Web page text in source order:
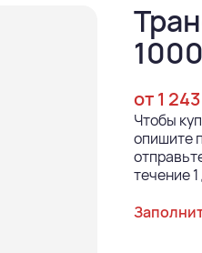
от 1
Чтобы
опишите
течение